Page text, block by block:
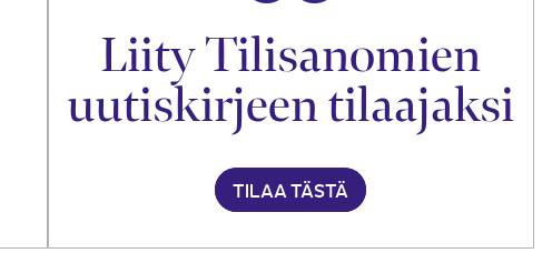
Liity Tilisanomien
uutiskirjeen tilaajaksi
TILAA TÄSTÄ